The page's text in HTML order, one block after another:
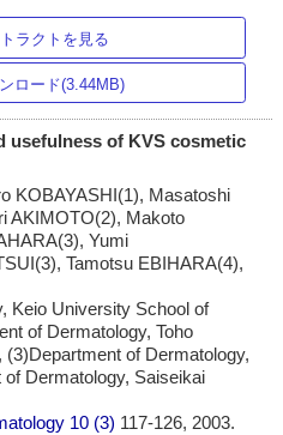
ラクトを見る
ロード(3.44MB)
usefulness of KVS cosmetic
KOBAYASHI(1), Masatoshi
AKIMOTO(2), Makoto
Yumi
Tamotsu EBIHARA(4),
Keio University School of
of Dermatology, Toho
of Dermatology,
Dermatology, Saiseikai
10 (3) 117-126, 2003.